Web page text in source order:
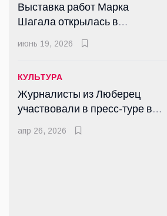
СПОРТ
«Русский Халк» установил
Люберцах
июнь 12, 2026
КУЛЬТУРА
Вальс Победы закружило в
Выставка работ Марка
Шагала открылась в
июнь 19, 2026
КУЛЬТУРА
Журналисты из Люберец
участвовали в пресс-туре в
апр 26, 2026